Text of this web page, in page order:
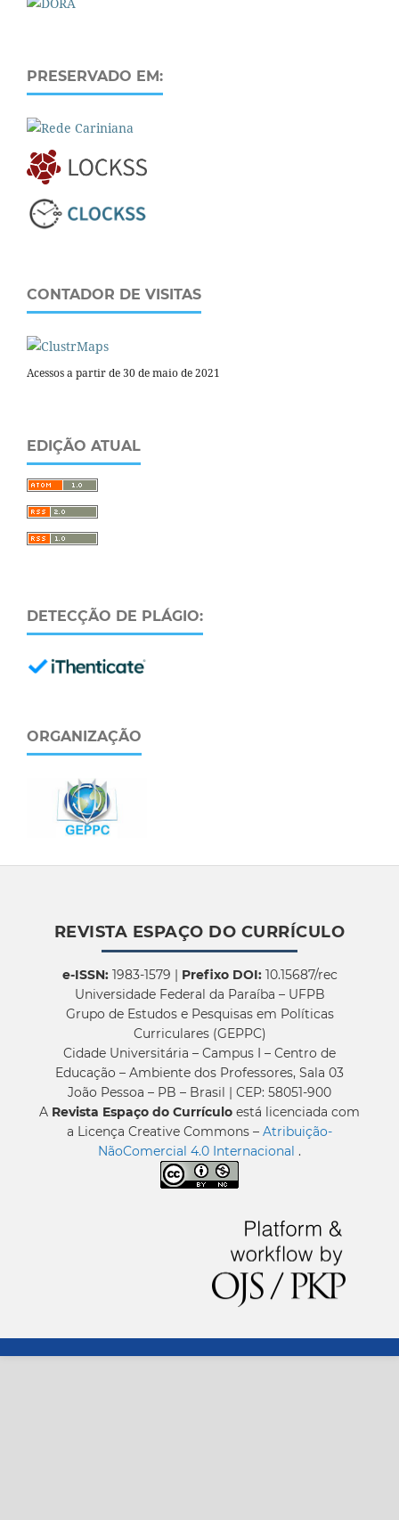
PRESERVADO EM:
CONTADOR DE VISITAS
Acessos a partir de 30 de maio de 2021
EDIÇÃO ATUAL
DETECÇÃO DE PLÁGIO:
ORGANIZAÇÃO
REVISTA ESPAÇO DO CURRÍCULO
e-ISSN:1983-1579 | Prefixo DOI:10.15687/rec
Universidade Federal da Paraíba – UFPB
Grupo de Estudos e Pesquisas em Políticas
Curriculares (GEPPC)
Cidade Universitária – Campus I – Centro de
Educação – Ambiente dos Professores, Sala 03
João Pessoa – PB – Brasil | CEP: 58051-900
A Revista Espaço do Currículo está licenciada com
a Licença Creative Commons – Atribuição-
NãoComercial 4.0 Internacional .